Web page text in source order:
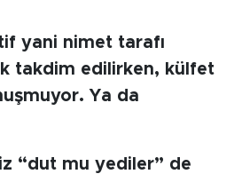
yani nimet tarafı
takdim edilirken, külfet
Ya da
“dut mu yediler” de